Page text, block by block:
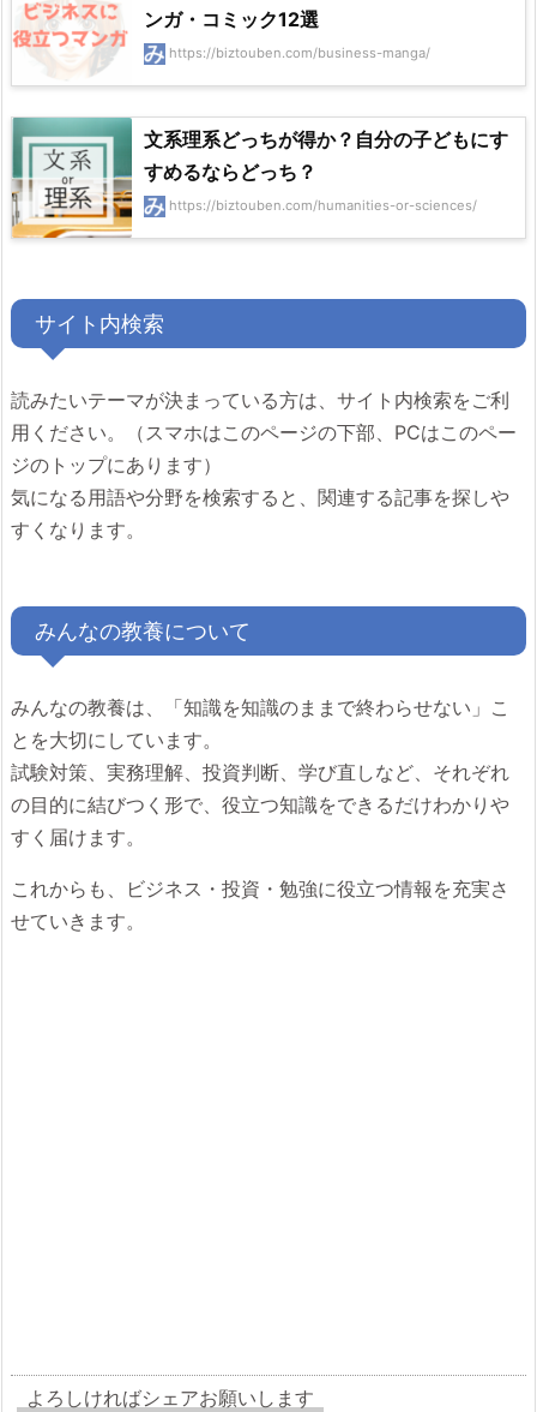
ンガ・コミック12選
https://biztouben.com/business-manga/
文系理系どっちが得か？自分の子どもにす
すめるならどっち？
https://biztouben.com/humanities-or-sciences/
サイト内検索
読みたいテーマが決まっている方は、サイト内検索をご利
用ください。（スマホはこのページの下部、PCはこのペー
ジのトップにあります）
気になる用語や分野を検索すると、関連する記事を探しや
すくなります。
みんなの教養について
みんなの教養は、「知識を知識のままで終わらせない」こ
とを大切にしています。
試験対策、実務理解、投資判断、学び直しなど、それぞれ
の目的に結びつく形で、役立つ知識をできるだけわかりや
すく届けます。
これからも、ビジネス・投資・勉強に役立つ情報を充実さ
せていきます。
よろしければシェアお願いします